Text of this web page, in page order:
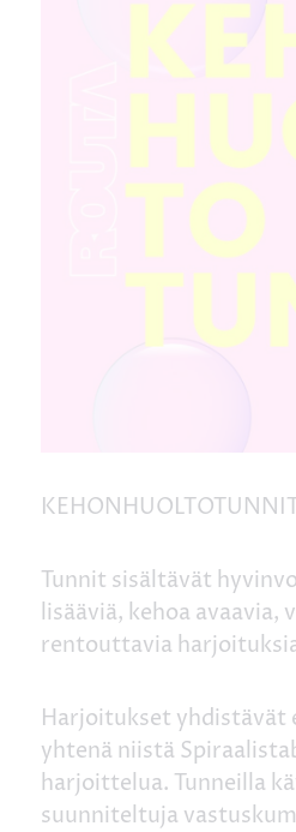
Tunnit sisältävät
lisääviä, kehoa
rentouttavia
Harjoitukset yhdistävät
yhtenä niistä
harjoittelua. Tunneilla
suunniteltuja